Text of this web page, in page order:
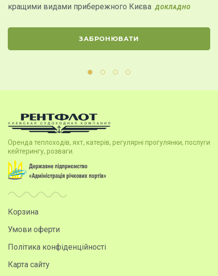
кращими видами прибережного Києва ДОКЛАДНО
ЗАБРОНЮВАТИ
Оренда теплоходів, яхт, катерів, регулярні прогулянки, послуги
кейтерингу, розваги.
Корзина
Умови оферти
Політика конфіденційності
Карта сайту